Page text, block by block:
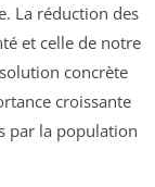
La réduction des
et celle de notre
concrète
croissante
par la population